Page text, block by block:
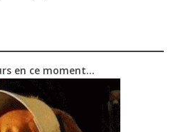
en ce moment…